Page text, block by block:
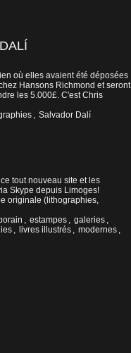
où elles avaient été déposées
Hansons Richmond et seront
les 5.000£. C'est Chris
, Salvador Dalí
tout nouveau site et les
Skype depuis Limoges!
originale (lithographies,
, estampes , galeries ,
, livres illustrés , modernes ,